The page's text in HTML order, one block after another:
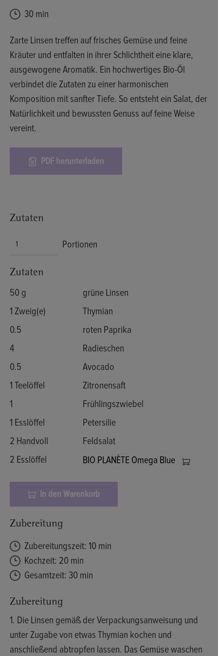
30 min
Zarte Linsen treffen auf frisches Gemüse und feine
Kräuter und entfalten in ihrer Schlichtheit eine klare,
ausgewogene Aromatik. Ein hochwertiges Bio-Öl
verbindet die Zutaten zu einer harmonischen
Komposition mit sanfter Tiefe. So entsteht ein Salat, der
Natürlichkeit und bewussten Genuss auf feine Weise
vereint.
PDF herunterladen
Zutaten
Portionen
Zutaten
50 g
grüne Linsen
1 Zweig(e)
Thymian
0.5
roten Paprika
4
Radieschen
0.5
Avocado
1 Teelöffel
Zitronensaft
1
Frühlingszwiebel
1 Esslöffel
Petersilie
2 Handvoll
Feldsalat
2 Esslöffel
BIO PLANÈTE Omega Blue
In den Warenkorb
Zubereitung
Zubereitungszeit: 10 min
Kochzeit: 20 min
Gesamtzeit: 30 min
Zubereitung
1. Die Linsen gemäß der Verpackungsanweisung und
unter Zugabe von etwas Thymian kochen und
anschließend abtropfen lassen. Das Gemüse waschen